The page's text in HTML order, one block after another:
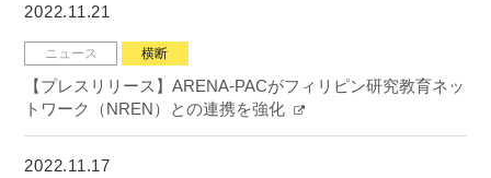
2022.11.21
ニュース 横断
【プレスリリース】ARENA-PACがフィリピン研究教育ネッ
トワーク（NREN）との連携を強化
2022.11.17